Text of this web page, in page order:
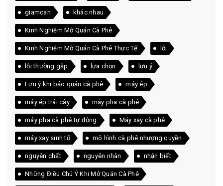
giamcan khác nhau
Kinh Nghiệm Mở Quán Cà Phê
Kinh Nghiệm Mở Quán Cà Phê Thực Tế lỗi
lỗi thường gặp lựa chọn lưu ý
Lưu ý khi bảo quản cà phê máy ép
máy ép trái cây máy pha cà phê
máy pha cà phê tự động Máy xay cà phê
máy xay sinh tố mô hình cà phê nhượng quyền
nguyên chất nguyên nhân nhận biết
Những Điều Chú Ý Khi Mở Quán Cà Phê